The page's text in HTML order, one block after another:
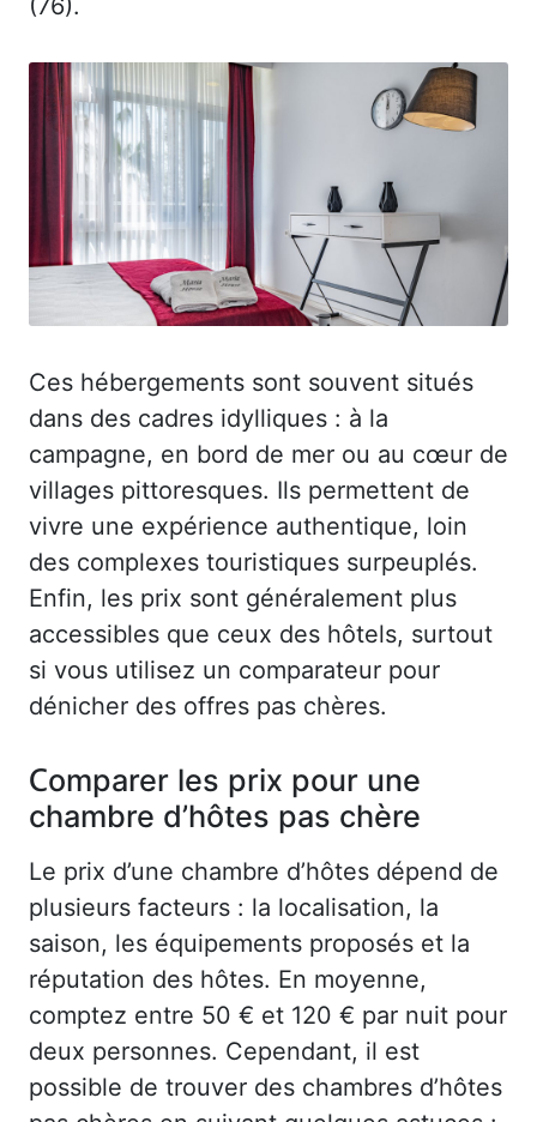
(76).
Ces hébergements sont souvent situés
dans des cadres idylliques : à la
campagne, en bord de mer ou au cœur de
villages pittoresques. Ils permettent de
vivre une expérience authentique, loin
des complexes touristiques surpeuplés.
Enfin, les prix sont généralement plus
accessibles que ceux des hôtels, surtout
si vous utilisez un comparateur pour
dénicher des offres pas chères.
Comparer les prix pour une
chambre d’hôtes pas chère
Le prix d’une chambre d’hôtes dépend de
plusieurs facteurs : la localisation, la
saison, les équipements proposés et la
réputation des hôtes. En moyenne,
comptez entre 50 € et 120 € par nuit pour
deux personnes. Cependant, il est
possible de trouver des chambres d’hôtes